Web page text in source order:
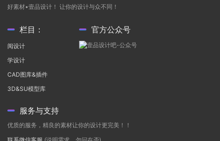
好素材•壹品设计！ 让你的设计与众不同！
栏目：
阅设计
学设计
CAD图库&插件
3D&SU模型库
官方公众号
服务与支持
优质的服务，精良的素材让你的设计更完美！！